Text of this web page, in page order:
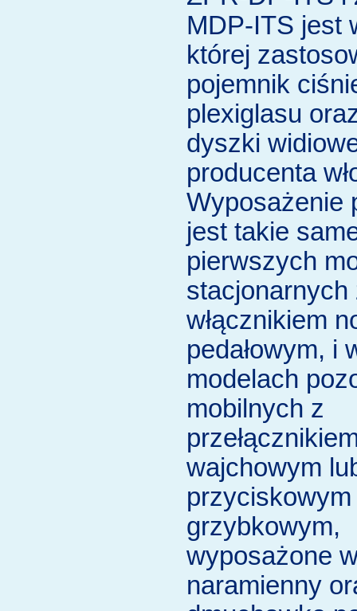
MDP-ITS jest
której
pojemnik
plexiglasu
dyszki
producenta
Wyposażenie
jest takie
pierwszych
stacjonarnych
włącznikiem
pedałowym, i
modelach
mobilnych z
wajchowym
przyciskowym
grzybkowym,
wyposażone
naramienny